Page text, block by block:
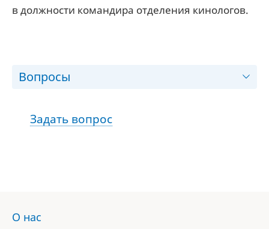
в должности командира отделения кинологов.
Вопросы
Задать вопрос
О нас